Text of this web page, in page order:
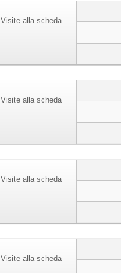
Visite alla scheda
Visite alla scheda
Visite alla scheda
Visite alla scheda